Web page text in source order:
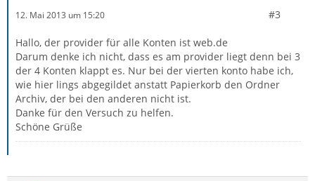
12. Mai 2013 um 15:20 #3
Hallo, der provider für alle Konten ist web.de
Darum denke ich nicht, dass es am provider liegt denn bei 3
der 4 Konten klappt es. Nur bei der vierten konto habe ich,
wie hier lings abgegildet anstatt Papierkorb den Ordner
Archiv, der bei den anderen nicht ist.
Danke für den Versuch zu helfen.
Schöne Grüße